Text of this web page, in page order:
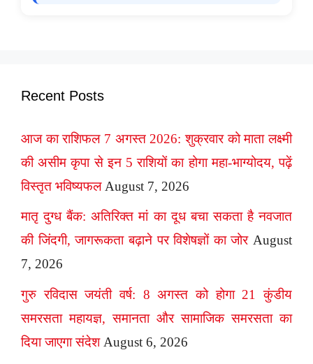
Recent Posts
आज का राशिफल 7 अगस्त 2026: शुक्रवार को माता लक्ष्मी
की असीम कृपा से इन 5 राशियों का होगा महा-भाग्योदय, पढ़ें
विस्तृत भविष्यफल August 7, 2026
मातृ दुग्ध बैंक: अतिरिक्त मां का दूध बचा सकता है नवजात
की जिंदगी, जागरूकता बढ़ाने पर विशेषज्ञों का जोर August
7, 2026
गुरु रविदास जयंती वर्ष: 8 अगस्त को होगा 21 कुंडीय
समरसता महायज्ञ, समानता और सामाजिक समरसता का
दिया जाएगा संदेश August 6, 2026